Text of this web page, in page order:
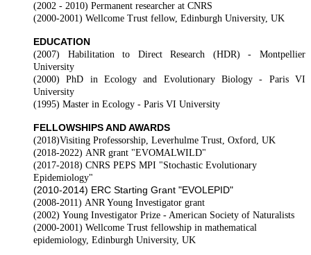
(2002 - 2010) Permanent researcher at CNRS
(2000-2001) Wellcome Trust fellow, Edinburgh University, UK
EDUCATION
(2007) Habilitation to Direct Research (HDR) - Montpellier
University
(2000)PhD in Ecology and Evolutionary Biology - Paris VI
University
(1995) Master in Ecology - Paris VI University
FELLOWSHIPS AND AWARDS
(2018)Visiting Professorship, Leverhulme Trust, Oxford, UK
(2018-2022) ANR grant "EVOMALWILD"
(2017-2018) CNRS PEPS MPI "Stochastic Evolutionary
Epidemiology"
(2010-2014) ERC Starting Grant "EVOLEPID"
(2008-2011) ANR Young Investigator grant
(2002) Young Investigator Prize - American Society of Naturalists
(2000-2001) Wellcome Trust fellowship in mathematical
epidemiology, Edinburgh University, UK